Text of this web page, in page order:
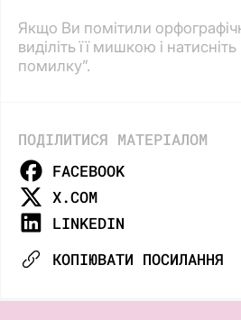
Якщо Ви помітили
виділіть її мишкою і
помилку”.
ПОДІЛИТИСЯ МАТЕРІАЛОМ
FACEBOOK
X.COM
LINKEDIN
КОПІЮВАТИ ПОСИЛАННЯ